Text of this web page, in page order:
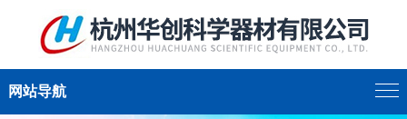
网站导航